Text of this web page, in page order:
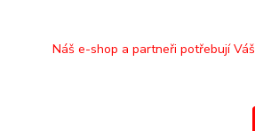
Náš e-shop a partneři potřebují Váš